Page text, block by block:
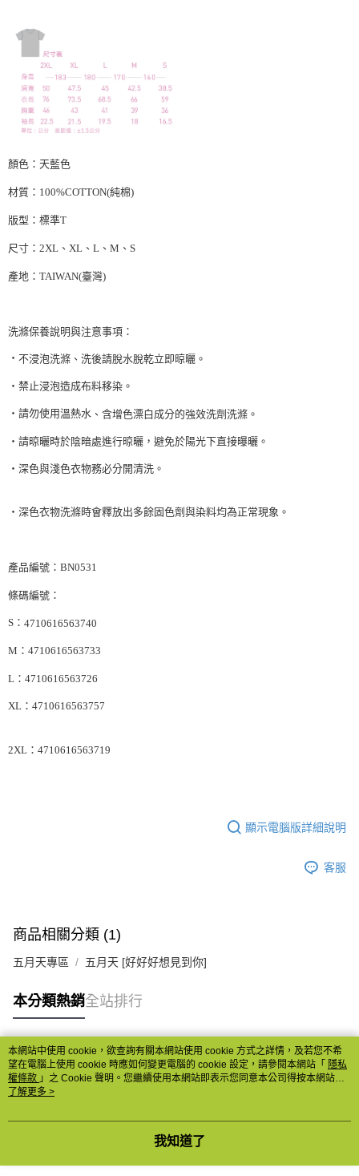
顏色：天藍色
材質： 100%COTTON(純棉)
版型：標準T
尺寸： 2XL 、 XL 、 L 、 M 、 S
產地： TAIWAN(臺灣)
洗滌保養說明與注意事項：
‧ 不浸泡洗滌、洗後請脫水脫乾立即晾曬。
‧禁止浸泡造成布料移染。
‧請勿使用溫熱水 、含增色漂白成分的強效洗劑洗滌。
‧請晾曬時於陰暗處進行晾曬，避免於陽光下直接曝曬。
‧深色與淺色衣物務必分開清洗。
‧深色衣物洗滌時會釋放出多餘固色劑與染料均為正常現象。
產品編號：BN0531
條碼編號：
S： 4710616563740
M：4710616563733
L：4710616563726
XL：4710616563757
2XL：4710616563719
顯示電腦版詳細說明
客服
商品相關分類 (1)
五月天專區 五月天 [好好好想見到你]
本分類熱銷全站排行
熱門標籤
本網站中使用 cookie，欲查詢有關本網站使用 cookie 方式之詳情，及若您不希
望在電腦上使用 cookie 時應如何變更電腦的 cookie 設定，請參閱本網站「 隱私
權條款 」之 Cookie 聲明。您繼續使用本網站即表示您同意本公司得按本網站使
用條款之 Cookie 聲明使用 cookie。
了解更多 >
我知道了